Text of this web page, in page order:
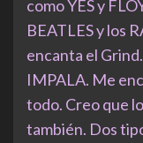
como YES y
BEATLES y los
encanta el
IMPALA. Me
todo. Creo que
también. Dos